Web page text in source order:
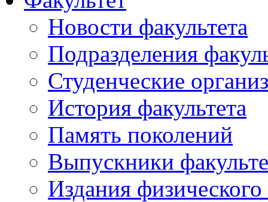
Новости факультета
Подразделения
Студенческие
История факультета
Память поколений
Выпускники
Издания физического